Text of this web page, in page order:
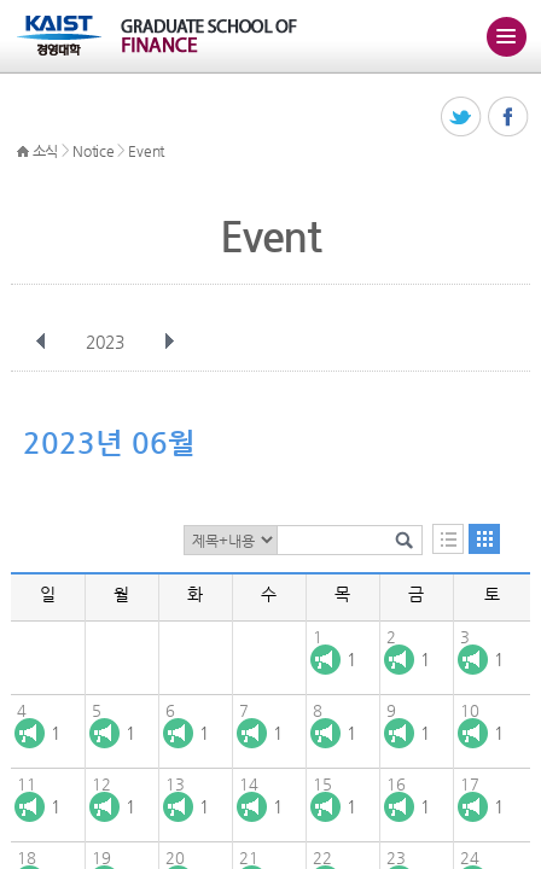
소식 > Notice > Event
Event
2023
12월
2023년 06월
일 월 화 수 목 금 토
1
1
2
1
3
1
4
1
5
1
6
1
7
1
8
1
9
1
10
1
11
1
12
1
13
1
14
1
15
1
16
1
17
1
18 19 20 21 22 23 24